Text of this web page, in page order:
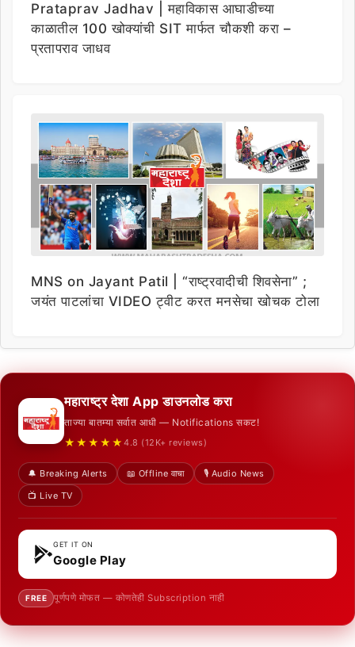
Prataprav Jadhav | महाविकास आघाडीच्या
काळातील 100 खोक्यांची SIT मार्फत चौकशी करा –
प्रतापराव जाधव
MNS on Jayant Patil | “राष्ट्रवादीची शिवसेना” ;
जयंत पाटलांचा VIDEO ट्वीट करत मनसेचा खोचक टोला
महाराष्ट्र देशा App डाउनलोड करा
ताज्या बातम्या सर्वात आधी — Notifications सकट!
★★★★★ 4.8 (12K+ reviews)
🔔 Breaking Alerts 📖 Offline वाचा
🎙️ Audio News
📺 Live TV
GET IT ON
Google Play
FREE पूर्णपणे मोफत — कोणतेही Subscription नाही